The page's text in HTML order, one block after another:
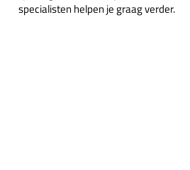
specialisten helpen je graag verder.